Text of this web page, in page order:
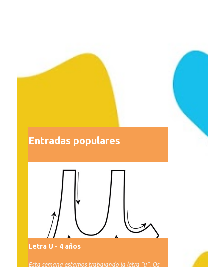
Entradas populares
Letra U - 4 años
Esta semana estamos trabajando la letra "u". Os